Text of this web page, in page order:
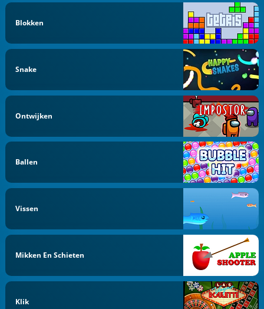
Blokken
Snake
Ontwijken
Ballen
Vissen
Mikken En Schieten
Klik